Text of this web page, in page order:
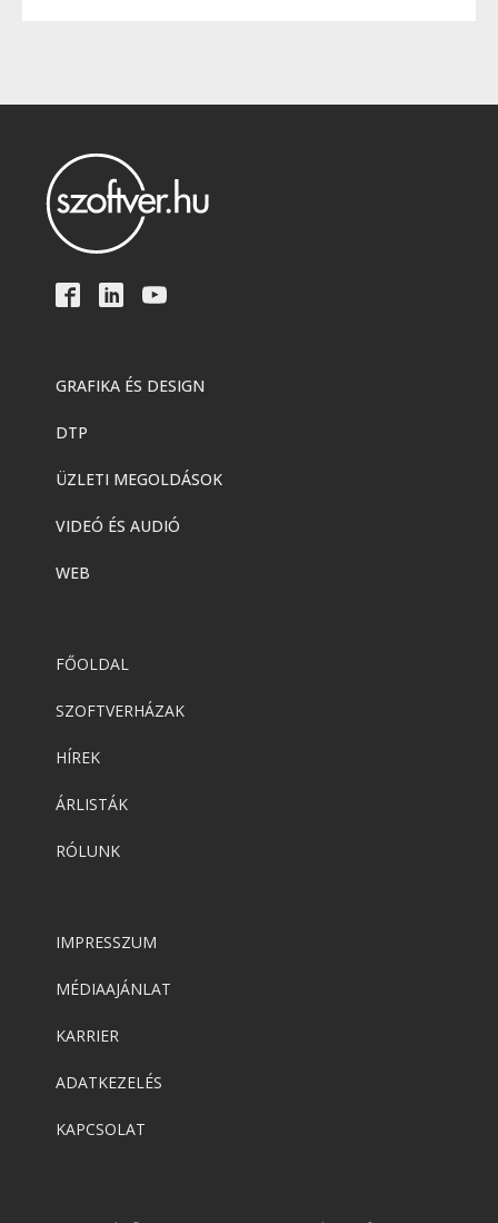
GRAFIKA ÉS DESIGN
DTP
ÜZLETI MEGOLDÁSOK
VIDEÓ ÉS AUDIÓ
WEB
FŐOLDAL
SZOFTVERHÁZAK
HÍREK
ÁRLISTÁK
RÓLUNK
IMPRESSZUM
MÉDIAAJÁNLAT
KARRIER
ADATKEZELÉS
KAPCSOLAT